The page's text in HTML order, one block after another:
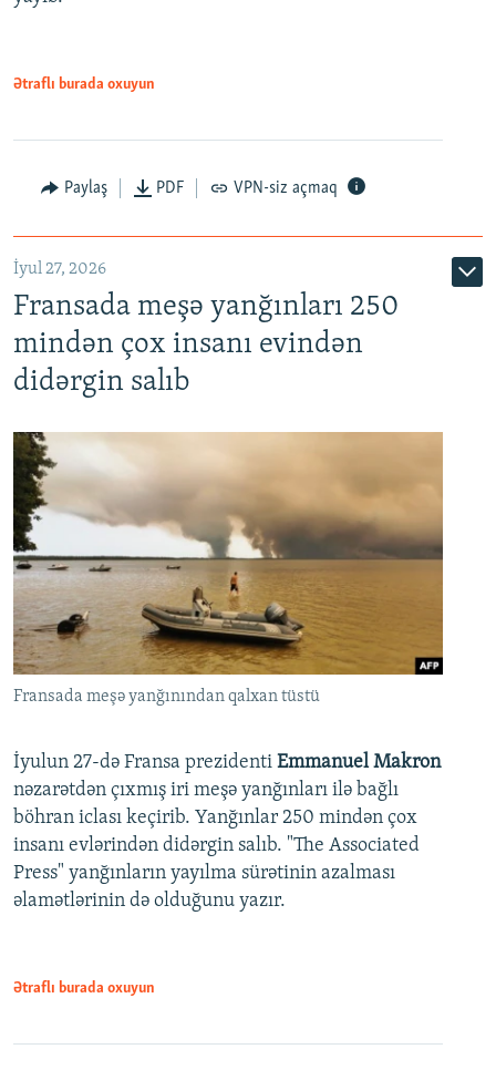
Ətraflı burada oxuyun
Paylaş PDF VPN-siz açmaq
İyul 27, 2026
Fransada meşə yanğınları 250
mindən çox insanı evindən
didərgin salıb
Fransada meşə yanğınından qalxan tüstü
İyulun 27-də Fransa prezidenti Emmanuel Makron
nəzarətdən çıxmış iri meşə yanğınları ilə bağlı
böhran iclası keçirib. Yanğınlar 250 mindən çox
insanı evlərindən didərgin salıb. "The Associated
Press" yanğınların yayılma sürətinin azalması
əlamətlərinin də olduğunu yazır.
Ətraflı burada oxuyun